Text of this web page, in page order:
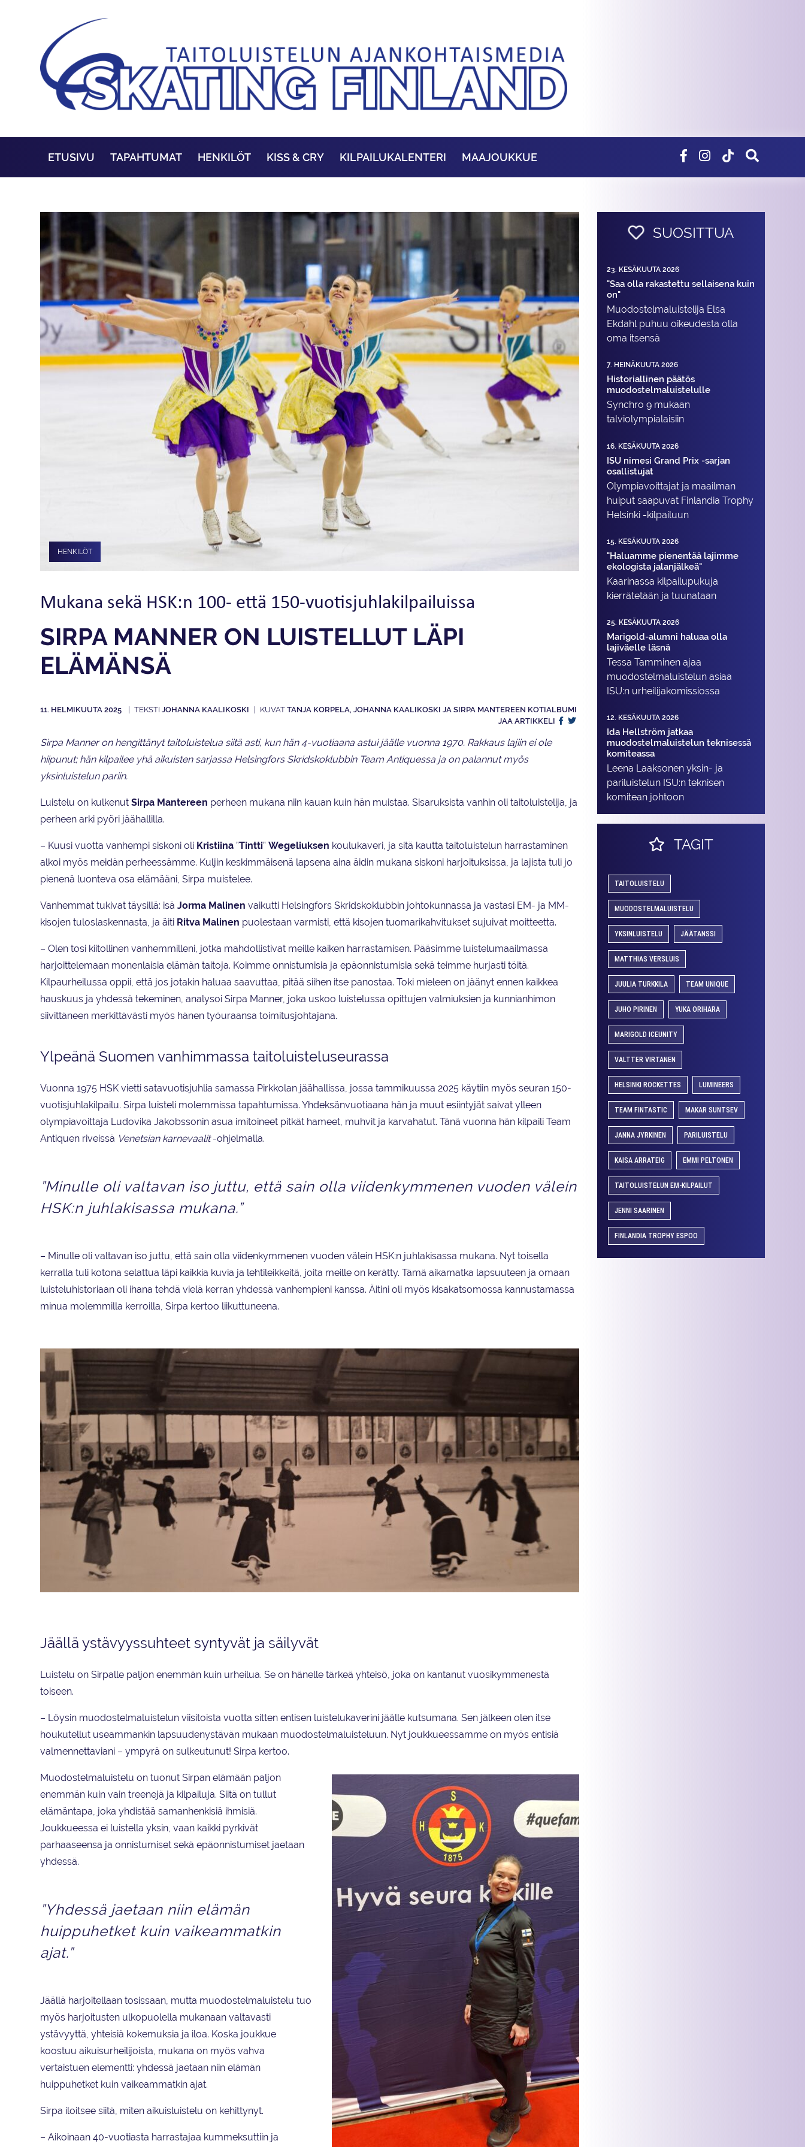
ETUSIVU TAPAHTUMAT HENKILÖT KISS & CRY KILPAILUKALENTERI MAAJOUKKUE
HENKILÖT
Mukana sekä HSK:n 100- että 150-vuotisjuhlakilpailuissa
SIRPA MANNER ON LUISTELLUT LÄPI
ELÄMÄNSÄ
11. HELMIKUUTA 2025 JOHANNA KAALIKOSKI
TANJA KORPELA, JOHANNA KAALIKOSKI JA SIRPA MANTEREEN KOTIALBUMI
JAA ARTIKKELI
Sirpa Manner on hengittänyt taitoluistelua siitä asti, kun hän 4-vuotiaana astui jäälle vuonna 1970. Rakkaus lajiin ei ole
hiipunut; hän kilpailee yhä aikuisten sarjassa Helsingfors Skridskoklubbin Team Antiquessa ja on palannut myös
yksinluistelun pariin.
Luistelu on kulkenut Sirpa Mantereen perheen mukana niin kauan kuin hän muistaa. Sisaruksista vanhin oli taitoluistelija, ja
perheen arki pyöri jäähallilla.
– Kuusi vuotta vanhempi siskoni oli Kristiina ”Tintti” Wegeliuksen koulukaveri, ja sitä kautta taitoluistelun harrastaminen
alkoi myös meidän perheessämme. Kuljin keskimmäisenä lapsena aina äidin mukana siskoni harjoituksissa, ja lajista tuli jo
pienenä luonteva osa elämääni, Sirpa muistelee.
Vanhemmat tukivat täysillä: isä Jorma Malinen vaikutti Helsingfors Skridskoklubbin johtokunnassa ja vastasi EM- ja MM-
kisojen tuloslaskennasta, ja äiti Ritva Malinen puolestaan varmisti, että kisojen tuomarikahvitukset sujuivat moitteetta.
– Olen tosi kiitollinen vanhemmilleni, jotka mahdollistivat meille kaiken harrastamisen. Pääsimme luistelumaailmassa
harjoittelemaan monenlaisia elämän taitoja. Koimme onnistumisia ja epäonnistumisia sekä teimme hurjasti töitä.
Kilpaurheilussa oppii, että jos jotakin haluaa saavuttaa, pitää siihen itse panostaa. Toki mieleen on jäänyt ennen kaikkea
hauskuus ja yhdessä tekeminen, analysoi Sirpa Manner, joka uskoo luistelussa opittujen valmiuksien ja kunnianhimon
siivittäneen merkittävästi myös hänen työuraansa toimitusjohtajana.
Ylpeänä Suomen vanhimmassa taitoluisteluseurassa
Vuonna 1975 HSK vietti satavuotisjuhlia samassa Pirkkolan jäähallissa, jossa tammikuussa 2025 käytiin myös seuran 150-
vuotisjuhlakilpailu. Sirpa luisteli molemmissa tapahtumissa. Yhdeksänvuotiaana hän ja muut esiintyjät saivat ylleen
olympiavoittaja Ludovika Jakobssonin asua imitoineet pitkät hameet, muhvit ja karvahatut. Tänä vuonna hän kilpaili Team
Antiquen riveissä Venetsian karnevaalit-ohjelmalla.
”Minulle oli valtavan iso juttu, että sain olla viidenkymmenen vuoden välein
HSK:n juhlakisassa mukana.”
– Minulle oli valtavan iso juttu, että sain olla viidenkymmenen vuoden välein HSK:n juhlakisassa mukana. Nyt toisella
kerralla tuli kotona selattua läpi kaikkia kuvia ja lehtileikkeitä, joita meille on kerätty. Tämä aikamatka lapsuuteen ja omaan
luisteluhistoriaan oli ihana tehdä vielä kerran yhdessä vanhempieni kanssa. Äitini oli myös kisakatsomossa kannustamassa
minua molemmilla kerroilla, Sirpa kertoo liikuttuneena.
Jäällä ystävyyssuhteet syntyvät ja säilyvät
Luistelu on Sirpalle paljon enemmän kuin urheilua. Se on hänelle tärkeä yhteisö, joka on kantanut vuosikymmenestä
toiseen.
– Löysin muodostelmaluistelun viisitoista vuotta sitten entisen luistelukaverini jäälle kutsumana. Sen jälkeen olen itse
houkutellut useammankin lapsuudenystävän mukaan muodostelmaluisteluun. Nyt joukkueessamme on myös entisiä
valmennettaviani – ympyrä on sulkeutunut! Sirpa kertoo.
Muodostelmaluistelu on tuonut Sirpan elämään paljon
enemmän kuin vain treenejä ja kilpailuja. Siitä on tullut
elämäntapa, joka yhdistää samanhenkisiä ihmisiä.
Joukkueessa ei luistella yksin, vaan kaikki pyrkivät
parhaaseensa ja onnistumiset sekä epäonnistumiset jaetaan
yhdessä.
”Yhdessä jaetaan niin elämän
huippuhetket kuin vaikeammatkin
ajat.”
Jäällä harjoitellaan tosissaan, mutta muodostelmaluistelu tuo
myös harjoitusten ulkopuolella mukanaan valtavasti
ystävyyttä, yhteisiä kokemuksia ja iloa. Koska joukkue
koostuu aikuisurheilijoista, mukana on myös vahva
vertaistuen elementti: yhdessä jaetaan niin elämän
huippuhetket kuin vaikeammatkin ajat.
Sirpa iloitsee siitä, miten aikuisluistelu on kehittynyt.
– Aikoinaan 40-vuotiasta harrastajaa kummeksuttiin ja
SUOSITTUA
23. KESÄKUUTA 2026
"Saa olla rakastettu sellaisena kuin
on"
Muodostelma­luistelija Elsa
Ekdahl puhuu oikeudesta olla
oma itsensä
7. HEINÄKUUTA 2026
Historiallinen päätös
muodostelmaluistelulle
Synchro 9 mukaan
talviolympialaisiin
16. KESÄKUUTA 2026
ISU nimesi Grand Prix -sarjan
osallistujat
Olympiavoittajat ja maailman
huiput saapuvat Finlandia Trophy
Helsinki -kilpailuun
15. KESÄKUUTA 2026
"Haluamme pienentää lajimme
ekologista jalanjälkeä"
Kaarinassa kilpailupukuja
kierrätetään ja tuunataan
25. KESÄKUUTA 2026
Marigold-alumni haluaa olla
lajiväelle läsnä
Tessa Tamminen ajaa
muodostelma­luistelun asiaa
ISU:n urheilija­komissiossa
12. KESÄKUUTA 2026
Ida Hellström jatkaa
muodostelmaluistelun teknisessä
komiteassa
Leena Laaksonen yksin- ja
pariluistelun ISU:n teknisen
komitean johtoon
TAGIT
TAITOLUISTELU
MUODOSTELMALUISTELU
YKSINLUISTELU JÄÄTANSSI
MATTHIAS VERSLUIS
JUULIA TURKKILA TEAM UNIQUE
JUHO PIRINEN YUKA ORIHARA
MARIGOLD ICEUNITY
VALTTER VIRTANEN
HELSINKI ROCKETTES LUMINEERS
TEAM FINTASTIC MAKAR SUNTSEV
JANNA JYRKINEN PARILUISTELU
KAISA ARRATEIG EMMI PELTONEN
TAITOLUISTELUN EM-KILPAILUT
JENNI SAARINEN
FINLANDIA TROPHY ESPOO